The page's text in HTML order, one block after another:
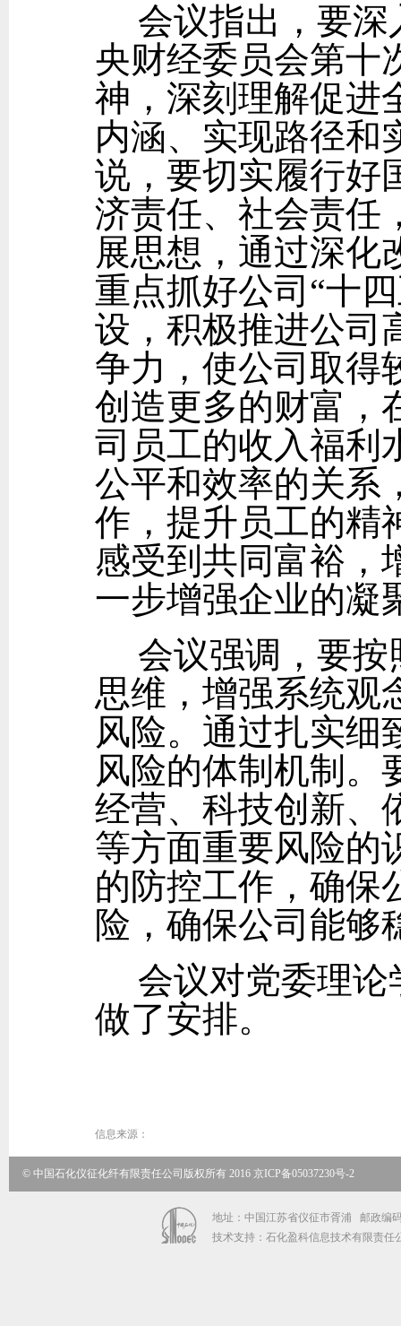
会议指出，要
央财经委员会第十
神，深刻理解促进
内涵、实现路径和
说，要切实履行好
济责任、社会责任
展思想，通过深化
重点抓好公司“十
设，积极推进公司
争力，使公司取得
创造更多的财富，
司员工的收入福利
公平和效率的关系
作，提升员工的精
感受到共同富裕，
一步增强企业的凝
会议强调，要
思维，增强系统观
风险。通过扎实细
风险的体制机制。
经营、科技创新、
等方面重要风险的
的防控工作，确保
险，确保公司能够
会议对党委理
做了安排。
信息来源：
© 中国石化仪征化纤有限责任公司版权所有 2016 京ICP备05037230号-2
地址：中国江苏省仪征市胥浦 邮政编
技术支持：石化盈科信息技术有限责任